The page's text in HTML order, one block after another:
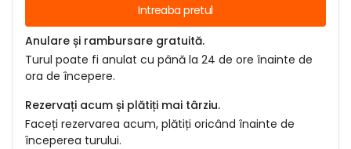
Intreaba pretul
Anulare și rambursare gratuită.
Turul poate fi anulat cu până la 24 de ore înainte de
ora de începere.
Rezervați acum și plătiți mai târziu.
Faceți rezervarea acum, plătiți oricând înainte de
începerea turului.